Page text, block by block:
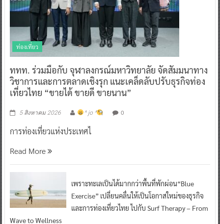
ท่องเที่ยว
ททท. ร่วมมือกับ จุฬาลงกรณ์มหาวิทยาลัย จัดสัมมนาทาง
วิชาการและการตลาดเชิงรุก แนะเคล็ดลับปรับธุรกิจท่อง
เที่ยวไทย “ขายได้ ขายดี ขายนาน”
5 สิงหาคม 2026 ^ jo ^ 0
การท่องเที่ยวแห่งประเทศไ
Read More
เพราะทะเลเป็นได้มากกว่าพื้นที่พักผ่อน“Blue
Exercise” เปลี่ยนคลื่นให้เป็นโอกาสใหม่ของธุรกิจ
และการท่องเที่ยวไทย ไปกับ Surf Therapy – From
Wave to Wellness